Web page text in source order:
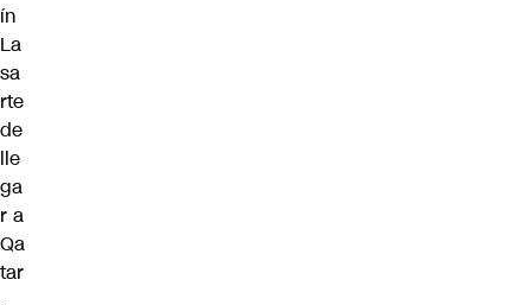
ín
La
sa
rte
de
lle
ga
r a
Qa
tar